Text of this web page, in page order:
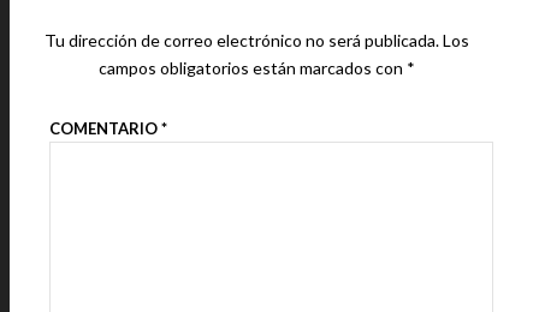
Tu dirección de correo electrónico no será publicada.Los
campos obligatorios están marcados con *
COMENTARIO*